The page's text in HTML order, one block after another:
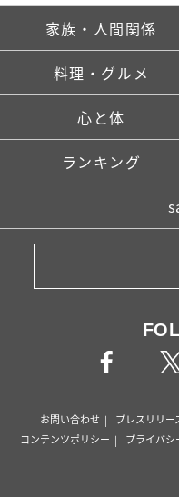
家族・人間関係
料理・グルメ
心と体
ランキング
お問い合わせ プレスリリー
コンテンツポリシー
プライバシ